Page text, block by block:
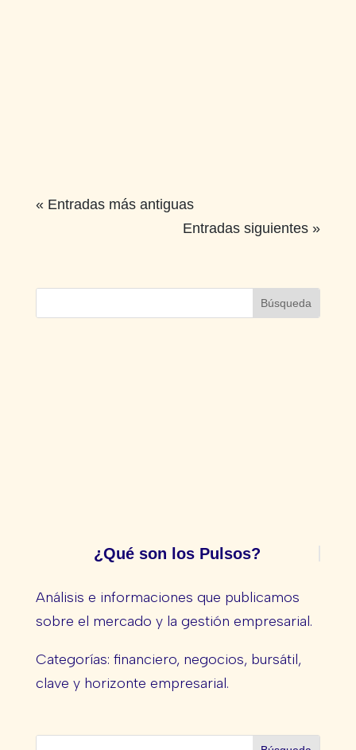
« Entradas más antiguas
Entradas siguientes »
¿Qué son los Pulsos?
Análisis e informaciones que publicamos
sobre el mercado y la gestión empresarial.
Categorías: financiero, negocios, bursátil,
clave y horizonte empresarial.